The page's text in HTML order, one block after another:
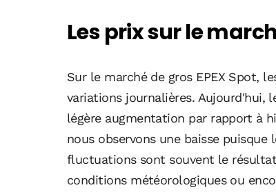
Les prix sur le
Sur le marché de gros EPEX Spot,
variations journalières. Aujourd'hui,
légère augmentation par rapport à
nous observons une baisse
fluctuations sont souvent le
conditions météorologiques ou